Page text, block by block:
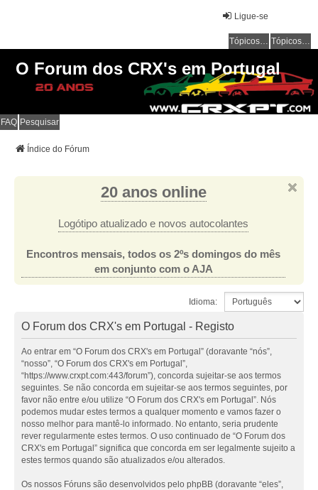
Ligue-se
Tópicos sem resposta Tópicos ativos
O Forum dos CRX's em Portugal
FAQ Pesquisar
Índice do Fórum
20 anos online
Logótipo atualizado e novos autocolantes
Encontros mensais, todos os 2ºs domingos do mês
em conjunto com o AJA
Idioma:
O Forum dos CRX's em Portugal - Registo
Ao entrar em “O Forum dos CRX's em Portugal” (doravante “nós”,
“nosso”, “O Forum dos CRX's em Portugal”,
“https://www.crxpt.com:443/forum”), concorda sujeitar-se aos termos
seguintes. Se não concorda em sujeitar-se aos termos seguintes, por
favor não entre e/ou utilize “O Forum dos CRX's em Portugal”. Nós
podemos mudar estes termos a qualquer momento e vamos fazer o
nosso melhor para mantê-lo informado. No entanto, seria prudente
rever regularmente estes termos. O uso continuado de “O Forum dos
CRX's em Portugal” significa que concorda em ser legalmente sujeito a
estes termos quando são atualizados e/ou alterados.
Os nossos Fóruns são desenvolvidos pelo phpBB (doravante “eles”,